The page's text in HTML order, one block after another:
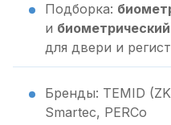
Подборка:
и
для двери и
Бренды: TEMID
Smartec, PERCo